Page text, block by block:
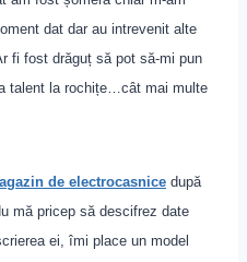
dat dar au intrevenit alte
fi fost drăguț să pot să-mi pun
talent la rochițe…cât mai multe
de electrocasnice după
mă pricep să descifrez date
ei
îmi place un model